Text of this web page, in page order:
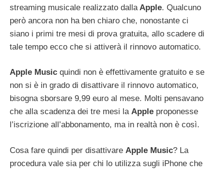
streaming musicale realizzato dalla Apple. Qualcuno
però ancora non ha ben chiaro che, nonostante ci
siano i primi tre mesi di prova gratuita, allo scadere di
tale tempo ecco che si attiverà il rinnovo automatico.
Apple Music quindi non è effettivamente gratuito e se
non si è in grado di disattivare il rinnovo automatico,
bisogna sborsare 9,99 euro al mese. Molti pensavano
che alla scadenza dei tre mesi la Apple proponesse
l’iscrizione all’abbonamento, ma in realtà non è così.
Cosa fare quindi per disattivare Apple Music? La
procedura vale sia per chi lo utilizza sugli iPhone che